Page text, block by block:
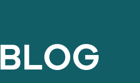
BLOG